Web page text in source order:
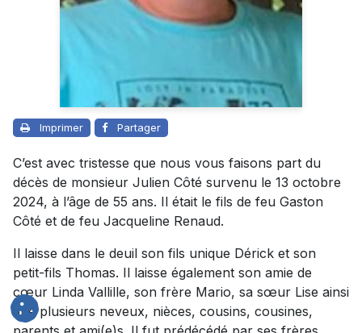
Imprimer Partager
C’est avec tristesse que nous vous faisons part du
décès de monsieur Julien Côté survenu le 13 octobre
2024, à l’âge de 55 ans. Il était le fils de feu Gaston
Côté et de feu Jacqueline Renaud.
Il laisse dans le deuil son fils unique Dérick et son
petit-fils Thomas. Il laisse également son amie de
cœur Linda Vallille, son frère Mario, sa sœur Lise ainsi
que plusieurs neveux, nièces, cousins, cousines,